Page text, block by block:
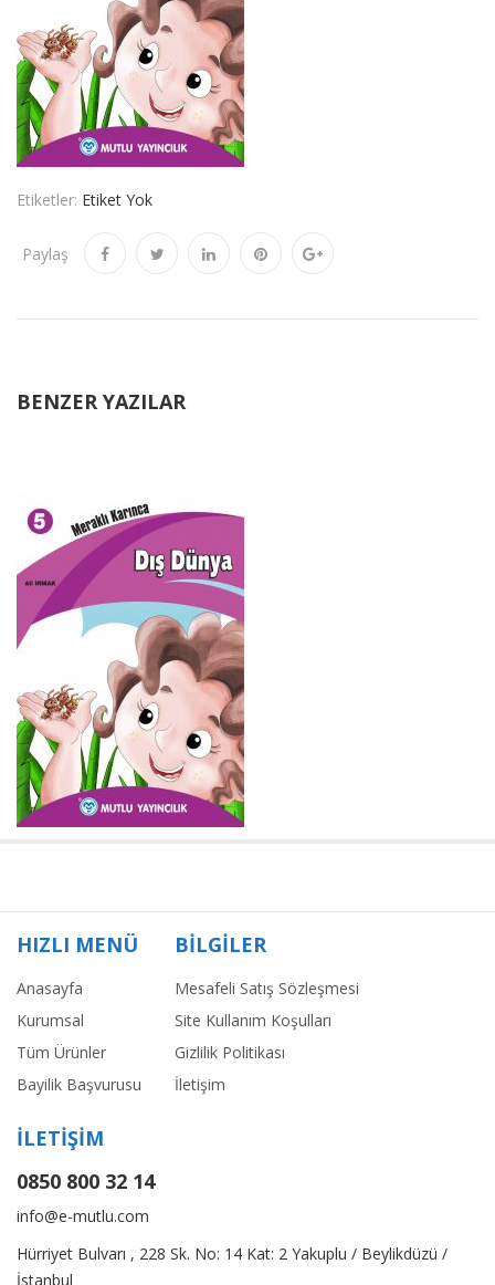
Etiketler: Etiket Yok
Paylaş
BENZER YAZILAR
HIZLI MENÜ
Anasayfa
Kurumsal
Tüm Ürünler
Bayilik Başvurusu
BİLGİLER
Mesafeli Satış Sözleşmesi
Site Kullanım Koşulları
Gizlilik Politikası
İletişim
İLETİŞİM
0850 800 32 14
info@e-mutlu.com
Hürriyet Bulvarı , 228 Sk. No: 14 Kat: 2 Yakuplu / Beylikdüzü /
İstanbul